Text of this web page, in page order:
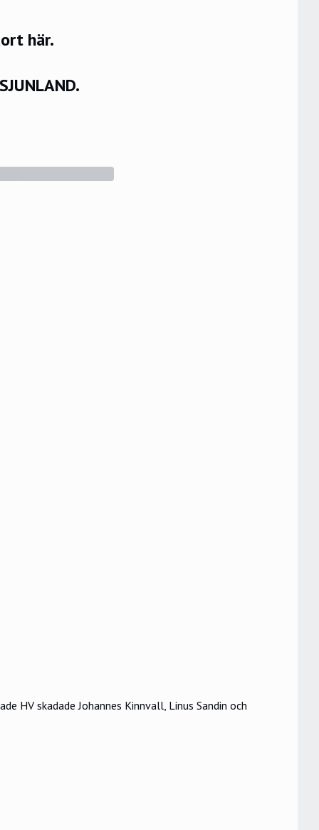
här.
HV skadade Johannes Kinnvall, Linus Sandin och